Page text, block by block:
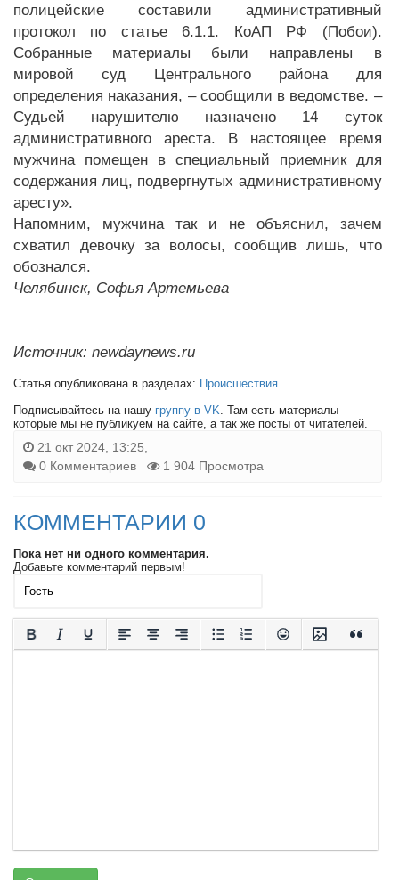
полицейские составили административный
протокол по статье 6.1.1. КоАП РФ (Побои).
Собранные материалы были направлены в
мировой суд Центрального района для
определения наказания, – сообщили в ведомстве. –
Судьей нарушителю назначено 14 суток
административного ареста. В настоящее время
мужчина помещен в специальный приемник для
содержания лиц, подвергнутых административному
аресту».
Напомним, мужчина так и не объяснил, зачем
схватил девочку за волосы, сообщив лишь, что
обознался.
Челябинск, Софья Артемьева
Источник: newdaynews.ru
Статья опубликована в разделах: Происшествия
Подписывайтесь на нашу группу в VK . Там есть материалы
которые мы не публикуем на сайте, а так же посты от читателей.
21 окт 2024, 13:25,
0 Комментариев
1 904 Просмотра
КОММЕНТАРИИ 0
Пока нет ни одного комментария.
Добавьте комментарий первым!